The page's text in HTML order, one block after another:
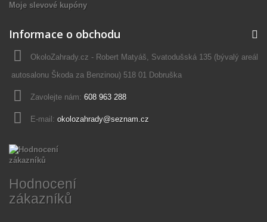
Moje slevové kupóny
Informace o obchodu
OkoloZahrady.cz - Robert Matyáš, Svatodušská 135 (bývalý areál
autosalonu Škoda za Benzinou) 518 01 Dobruška
Zavolejte nám: 608 963 288
E-mail: okolozahrady@seznam.cz
Hodnocení
zákazníků